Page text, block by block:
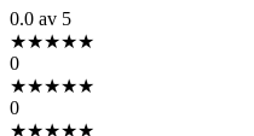
0.0 av 5
★★★★★
0
★★★★★
0
★★★★★